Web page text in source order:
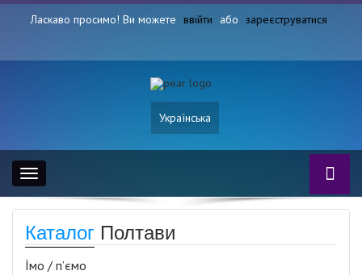
Ласкаво просимо! Ви можете ввійти або зареєструватися
Українська
Toggle
navigation
Каталог Полтави
Їмо / п’ємо